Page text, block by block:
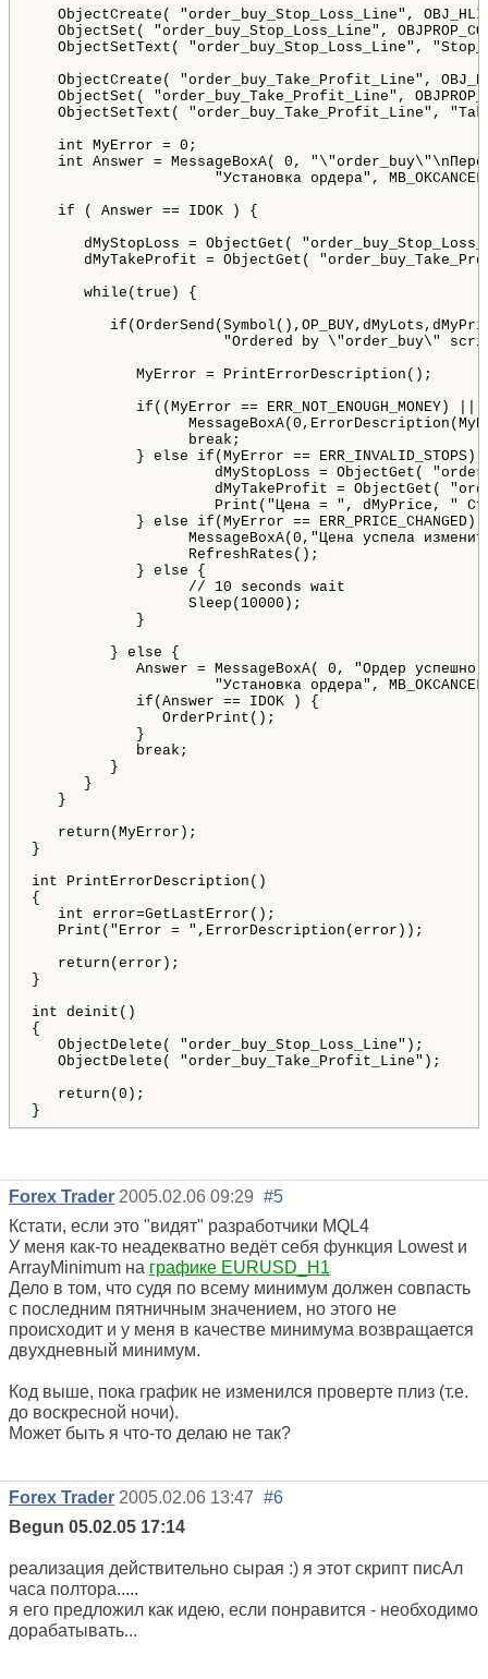
ObjectCreate( "order_buy_Stop_Loss_Line",
ObjectSet( "order_buy_Stop_Loss_Line",
ObjectSetText( "order_buy_Stop_Loss_Line",
ObjectCreate( "order_buy_Take_Profit_Line",
ObjectSet( "order_buy_Take_Profit_Line",
ObjectSetText( "order_buy_Take_Profit_Line",
   int MyError = 0;
int Answer = MessageBoxA( 0,
   if ( Answer == IDOK ) {
dMyStopLoss = ObjectGet(
dMyTakeProfit = ObjectGet(
      while(true) {
"Ordered by \"order_buy\"
            MyError = PrintErrorDescription();
if((MyError == ERR_NOT_ENOUGH_MONEY)
                  break;
} else if(MyError == ERR_INVALID_STOPS)
dMyStopLoss = ObjectGet(
dMyTakeProfit = ObjectGet(
Print("Цена = ", dMyPrice, "
} else if(MyError == ERR_PRICE_CHANGED)
MessageBoxA(0,"Цена успела
                  RefreshRates();
            } else {
                  // 10 seconds wait
                  Sleep(10000);
            }
         } else {
Answer = MessageBoxA( 0, "Ордер успешно
            if(Answer == IDOK ) {
               OrderPrint();
            }
            break;
         }
      }
   }
   return(MyError);
}
int PrintErrorDescription()
{
   int error=GetLastError();
   Print("Error = ",ErrorDescription(error));
   return(error);
}
int deinit()
{
   ObjectDelete( "order_buy_Stop_Loss_Line");
   ObjectDelete( "order_buy_Take_Profit_Line");
   return(0);
Forex Trader 2005.02.06 09:29 #5
Кстати, если это "видят" разработчики MQL4
У меня как-то неадекватно ведёт себя функция Lowest и
ArrayMinimum на графике EURUSD_H1
Дело в том, что судя по всему минимум должен совпасть
с последним пятничным значением, но этого не
происходит и у меня в качестве минимума возвращается
двухдневный минимум.
Код выше, пока график не изменился проверте плиз (т.е.
до воскресной ночи).
Может быть я что-то делаю не так?
Forex Trader 2005.02.06 13:47 #6
Begun 05.02.05 17:14
реализация действительно сырая :) я этот скрипт писАл
часа полтора.....
я его предложил как идею, если понравится - необходимо
дорабатывать...